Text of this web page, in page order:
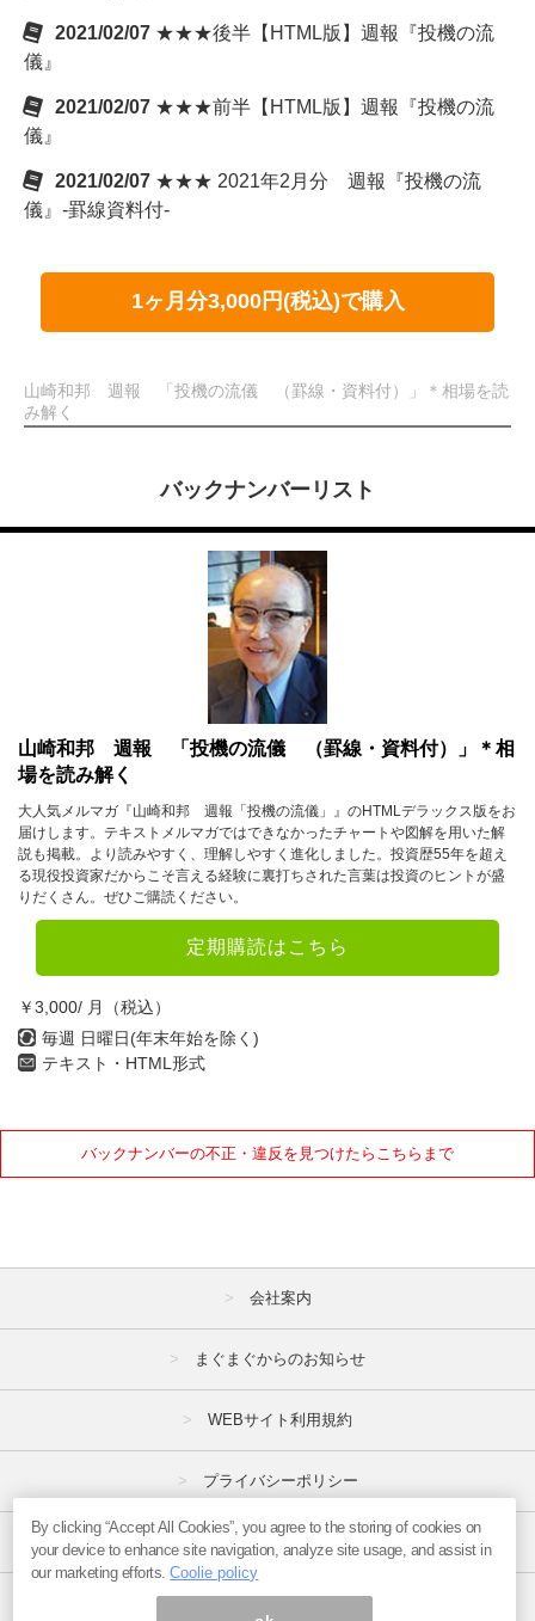
2021/02/07 ★★★後半【HTML版】週報『投機の流
儀』
2021/02/07 ★★★前半【HTML版】週報『投機の流
儀』
2021/02/07 ★★★ 2021年2月分 週報『投機の流
儀』-罫線資料付-
1ヶ月分3,000円(税込)で購入
山崎和邦 週報 「投機の流儀 （罫線・資料付）」＊相場を読
み解く
バックナンバーリスト
山崎和邦 週報 「投機の流儀 （罫線・資料付）」＊相
場を読み解く
大人気メルマガ『山崎和邦 週報「投機の流儀」』のHTMLデラックス版をお
届けします。テキストメルマガではできなかったチャートや図解を用いた解
説も掲載。より読みやすく、理解しやすく進化しました。投資歴55年を超え
る現役投資家だからこそ言える経験に裏打ちされた言葉は投資のヒントが盛
りだくさん。ぜひご購読ください。
定期購読はこちら
￥3,000/ 月（税込）
毎週 日曜日(年末年始を除く)
テキスト・HTML形式
バックナンバーの不正・違反を見つけたらこちらまで
会社案内
まぐまぐからのお知らせ
WEBサイト利用規約
プライバシーポリシー
特定商取引法
By clicking “Accept All Cookies”, you agree to the storing of cookies on
your device to enhance site navigation, analyze site usage, and assist in
our marketing efforts.Coolie policy